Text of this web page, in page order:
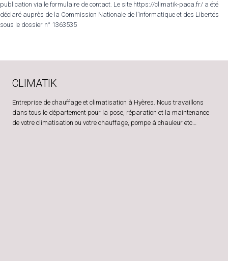
publication via le formulaire de contact. Le site https://climatik-paca.fr/ a été
déclaré auprès de la Commission Nationale de l’Informatique et des Libertés
sous le dossier n° 1363535
CLIMATIK
Entreprise de chauffage et climatisation à Hyères. Nous travaillons
dans tous le département pour la pose, réparation et la maintenance
de votre climatisation ou votre chauffage, pompe à chauleur etc…